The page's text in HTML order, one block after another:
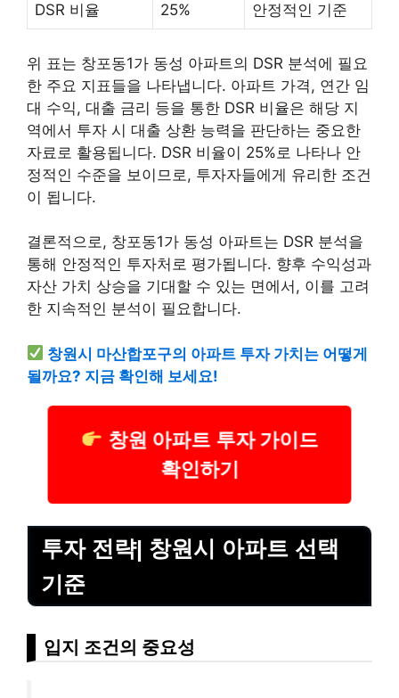
DSR 비율 25% 안정적인 기준
위 표는 창포동1가 동성 아파트의 DSR 분석에 필요
한 주요 지표들을 나타냅니다. 아파트 가격, 연간 임
대 수익, 대출 금리 등을 통한 DSR 비율은 해당 지
역에서 투자 시 대출 상환 능력을 판단하는 중요한
자료로 활용됩니다. DSR 비율이 25%로 나타나 안
정적인 수준을 보이므로, 투자자들에게 유리한 조건
이 됩니다.
결론적으로, 창포동1가 동성 아파트는 DSR 분석을
통해 안정적인 투자처로 평가됩니다. 향후 수익성과
자산 가치 상승을 기대할 수 있는 면에서, 이를 고려
한 지속적인 분석이 필요합니다.
창원시 마산합포구의 아파트 투자 가치는 어떻게
될까요? 지금 확인해 보세요!
창원 아파트 투자 가이드
확인하기
투자 전략| 창원시 아파트 선택
기준
입지 조건의 중요성